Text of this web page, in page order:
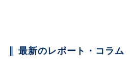
最新のレポート・コラム